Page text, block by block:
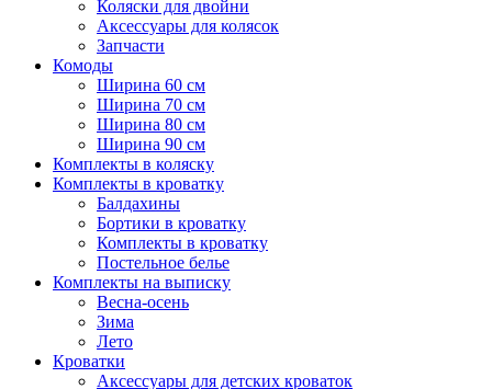
Коляски для двойни
Аксессуары для колясок
Запчасти
Комоды
Ширина 60 см
Ширина 70 см
Ширина 80 см
Ширина 90 см
Комплекты в коляску
Комплекты в кроватку
Балдахины
Бортики в кроватку
Комплекты в кроватку
Постельное белье
Комплекты на выписку
Весна-осень
Зима
Лето
Кроватки
Аксессуары для детских кроваток